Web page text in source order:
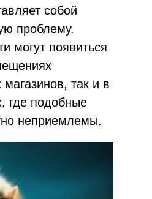
собой
проблему.
могут появиться
так и в
где подобные
неприемлемы.